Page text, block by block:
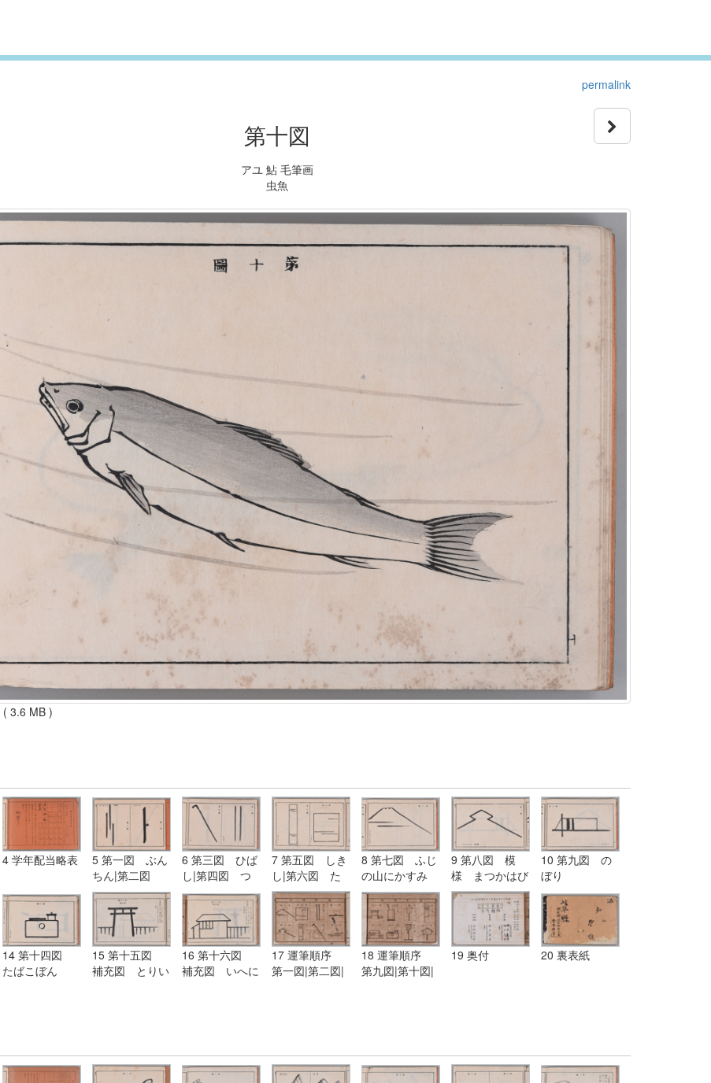
permalink
第十図
アユ 鮎 毛筆画
虫魚
( 3.6 MB )
4 学年配当略表
5 第一図 ぶん
ちん|第二図
模様 かすみが
た
6 第三図 ひば
し|第四図 つ
え
7 第五図 しき
し|第六図 た
んざく
8 第七図 ふじ
の山にかすみ
9 第八図 模
様 まつかはび
し
10 第九図 の
ぼり
14 第十四図
たばこぼん
15 第十五図
補充図 とりい
16 第十六図
補充図 いへに
17 運筆順序
第一図|第二図|
18 運筆順序
第九図|第十図|
19 奥付 20 裏表紙